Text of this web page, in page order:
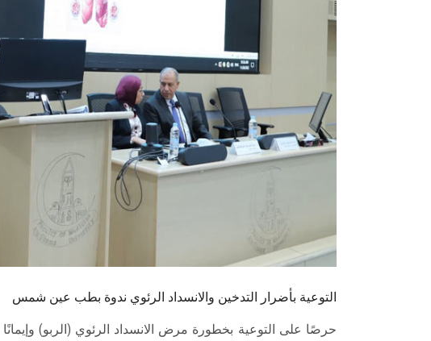
التوعية بأضرار التدخين والانسداد الرئوي ندوة بطب عين شمس
حرصًا على التوعية بخطورة مرض الانسداد الرئوي (الربو)